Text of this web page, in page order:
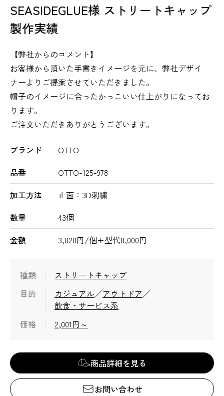
SEASIDEGLUE様 ストリートキャップ
製作実績
【弊社からのコメント】
お客様から頂いた手書きイメージを元に、弊社デザイ
ナーよりご提案させていただきました。
帽子のイメージに合ったかっこいい仕上がりになってお
ります。
ご注文いただきありがとうございます。
ブランド
OTTO
品番
OTTO-125-978
加工方法
正面：3D刺繍
数量
43個
金額
3,020円/個+型代8,000円
種類
ストリートキャップ
目的
カジュアル
アウトドア
飲食・サービス系
価格
2,001円～
商品詳細を見る
お問い合わせ